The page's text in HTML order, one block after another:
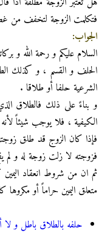
فتكلمت الزوجة لتخفف من
الجواب:
السلام عليكم و رحمة الله و
الحلف و القسم ، و كذلك
الشرعية حلفا أو طلاقا .
و بناءً على ذلك فالطلاق
الكيفية ، فلا يوجب شيئاً
فإذا كان الزوج قد طلق
فزوجته لا زلت زوجة له و لم
ثم ان من شروط انعقاد
متعلق اليمين حراماً أو مكروها
حلفه بالطلاق باطل و لا